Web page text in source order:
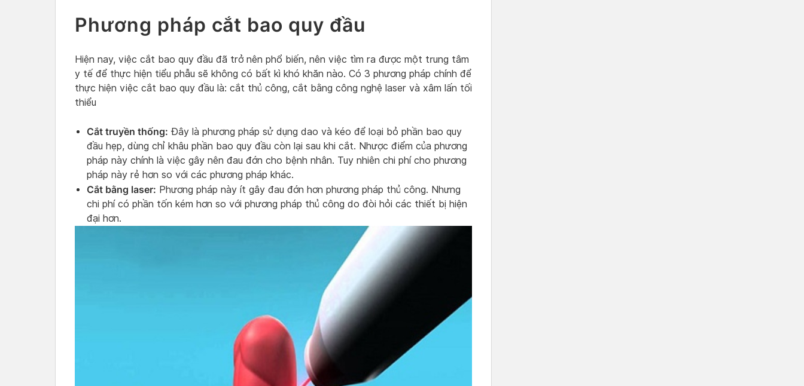
Phương pháp cắt bao quy đầu
Hiện nay, việc cắt bao quy đầu đã trở nên phổ biến, nên việc tìm ra được một trung tâm
y tế để thực hiện tiểu phẫu sẽ không có bất kì khó khăn nào. Có 3 phương pháp chính để
thực hiện việc cắt bao quy đầu là: cắt thủ công, cắt bằng công nghệ laser và xâm lấn tối
thiểu
Cắt truyền thống: Đây là phương pháp sử dụng dao và kéo để loại bỏ phần bao quy
đầu hẹp, dùng chỉ khâu phần bao quy đầu còn lại sau khi cắt. Nhược điểm của phương
pháp này chính là việc gây nên đau đớn cho bệnh nhân. Tuy nhiên chi phí cho phương
pháp này rẻ hơn so với các phương pháp khác.
Cắt bằng laser: Phương pháp này ít gây đau đớn hơn phương pháp thủ công. Nhưng
chi phí có phần tốn kém hơn so với phương pháp thủ công do đòi hỏi các thiết bị hiện
đại hơn.